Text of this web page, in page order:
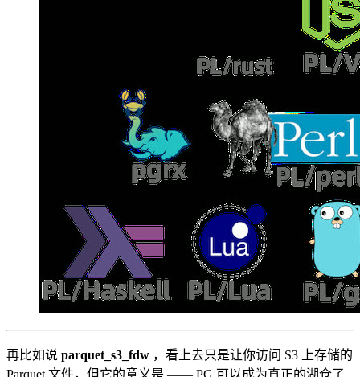
再比如说 parquet_s3_fdw ，看上去只是让你访问 S3 上存储的